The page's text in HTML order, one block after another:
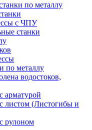
по металлу
с ЧПУ
станки
по металлу
водостоков,
арматурой
листом (Листогибы и
рулоном